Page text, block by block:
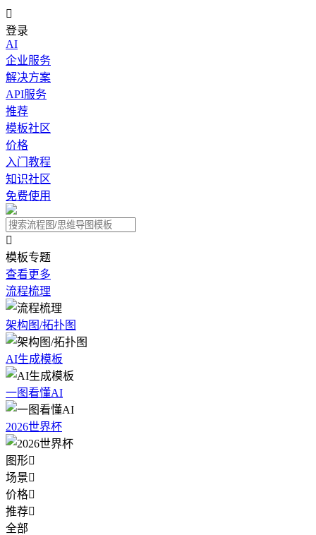

登录
AI
企业服务
解决方案
API服务
推荐
模板社区
价格
入门教程
知识社区
免费使用

模板专题
查看更多
流程梳理
架构图/拓扑图
AI生成模板
一图看懂AI
2026世界杯
图形
场景
价格
推荐
全部